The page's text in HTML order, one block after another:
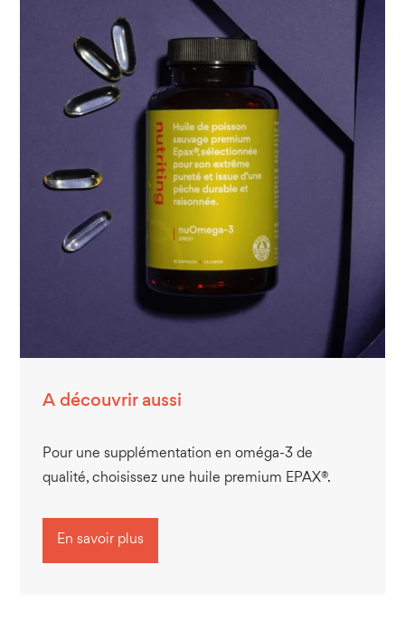
A découvrir aussi
Pour une supplémentation en oméga-3 de
qualité, choisissez une huile premium EPAX®.
En savoir plus